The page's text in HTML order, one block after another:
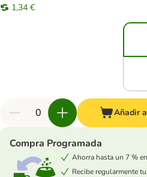
1,34 €
Añadir
Compra Programada
Ahorra hasta un 7 %
Recibe regularmente